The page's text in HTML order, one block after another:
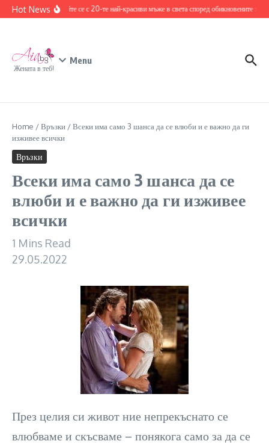
Skip to content
Hot NewsЗапознайте се с 20-те най-красиви мъже в света според обикновените хора
Жената в теб!
Menu
Home /Връзки /Всеки има само 3 шанса да се влюби и е важно да ги
изживее всички
Връзки
Всеки има само 3 шанса да се
влюби и е важно да ги изживее
всички
1 Mins Read
29.05.2022
През целия си живот ние непрекъснато се
влюбваме и скъсваме – понякога само за да се